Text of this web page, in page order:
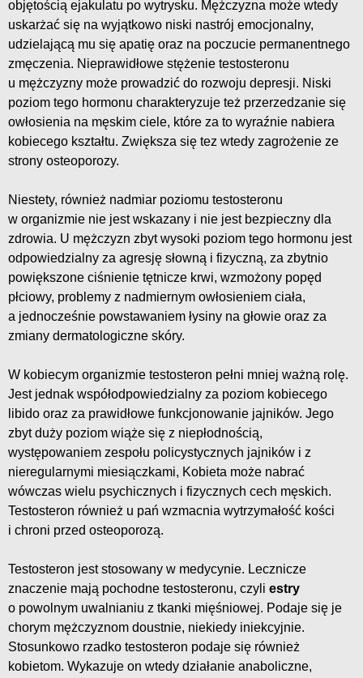
objętością ejakulatu po wytrysku. Mężczyzna może wtedy
uskarżać się na wyjątkowo niski nastrój emocjonalny,
udzielającą mu się apatię oraz na poczucie permanentnego
zmęczenia. Nieprawidłowe stężenie testosteronu
u mężczyzny może prowadzić do rozwoju depresji. Niski
poziom tego hormonu charakteryzuje też przerzedzanie się
owłosienia na męskim ciele, które za to wyraźnie nabiera
kobiecego kształtu. Zwiększa się tez wtedy zagrożenie ze
strony osteoporozy.
Niestety, również nadmiar poziomu testosteronu
w organizmie nie jest wskazany i nie jest bezpieczny dla
zdrowia. U mężczyzn zbyt wysoki poziom tego hormonu jest
odpowiedzialny za agresję słowną i fizyczną, za zbytnio
powiększone ciśnienie tętnicze krwi, wzmożony popęd
płciowy, problemy z nadmiernym owłosieniem ciała,
a jednocześnie powstawaniem łysiny na głowie oraz za
zmiany dermatologiczne skóry.
W kobiecym organizmie testosteron pełni mniej ważną rolę.
Jest jednak współodpowiedzialny za poziom kobiecego
libido oraz za prawidłowe funkcjonowanie jajników. Jego
zbyt duży poziom wiąże się z niepłodnością,
występowaniem zespołu policystycznych jajników i z
nieregularnymi miesiączkami, Kobieta może nabrać
wówczas wielu psychicznych i fizycznych cech męskich.
Testosteron również u pań wzmacnia wytrzymałość kości
i chroni przed osteoporozą.
Testosteron jest stosowany w medycynie. Lecznicze
znaczenie mają pochodne testosteronu, czyli estry
o powolnym uwalnianiu z tkanki mięśniowej. Podaje się je
chorym mężczyznom doustnie, niekiedy iniekcyjnie.
Stosunkowo rzadko testosteron podaje się również
kobietom. Wykazuje on wtedy działanie anaboliczne,